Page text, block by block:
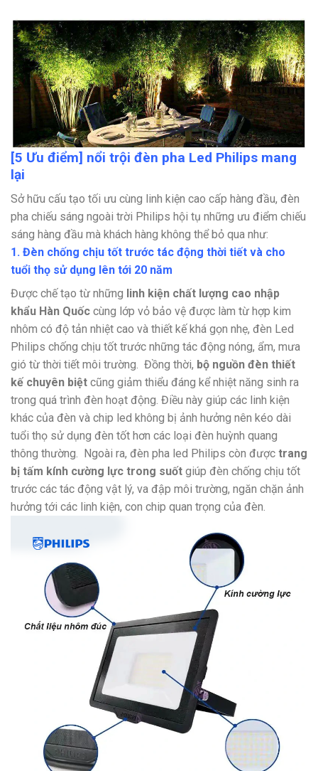
[5 Ưu điểm] nổi trội đèn pha Led Philips mang
lại
Sở hữu cấu tạo tối ưu cùng linh kiện cao cấp hàng đầu, đèn
pha chiếu sáng ngoài trời Philips hội tụ những ưu điểm chiếu
sáng hàng đầu mà khách hàng không thể bỏ qua như:
1. Đèn chống chịu tốt trước tác động thời tiết và cho
tuổi thọ sử dụng lên tới 20 năm
Được chế tạo từ những linh kiện chất lượng cao nhập
khẩu Hàn Quốc cùng lớp vỏ bảo vệ được làm từ hợp kim
nhôm có độ tản nhiệt cao và thiết kế khá gọn nhẹ, đèn Led
Philips chống chịu tốt trước những tác động nóng, ẩm, mưa
gió từ thời tiết môi trường. Đồng thời, bộ nguồn đèn thiết
kế chuyên biệt cũng giảm thiểu đáng kể nhiệt năng sinh ra
trong quá trình đèn hoạt động. Điều này giúp các linh kiện
khác của đèn và chip led không bị ảnh hưởng nên kéo dài
tuổi thọ sử dụng đèn tốt hơn các loại đèn huỳnh quang
thông thường. Ngoài ra, đèn pha led Philips còn được trang
bị tấm kính cường lực trong suốt giúp đèn chống chịu tốt
trước các tác động vật lý, va đập môi trường, ngăn chặn ảnh
hưởng tới các linh kiện, con chip quan trọng của đèn.